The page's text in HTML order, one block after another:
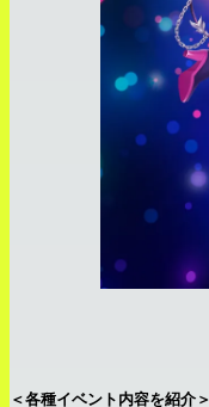
＜各種イベント内容を紹介＞